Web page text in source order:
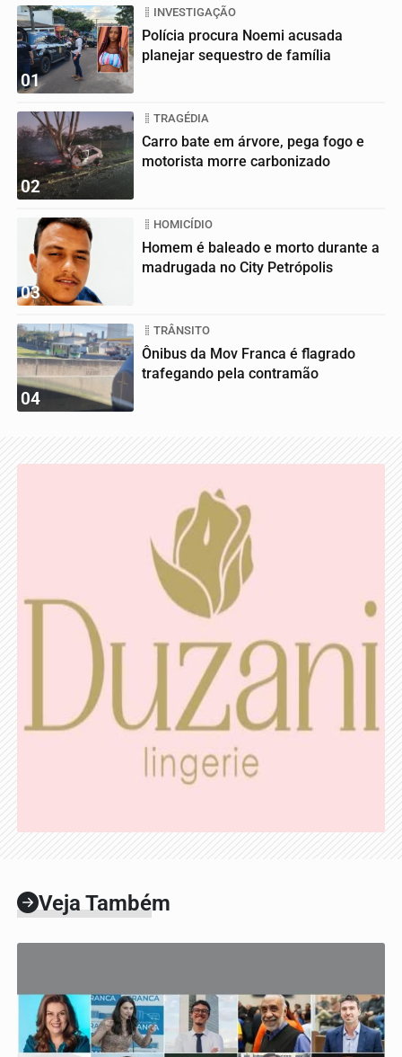
01
INVESTIGAÇÃO
Polícia procura Noemi acusada
planejar sequestro de família
02
TRAGÉDIA
Carro bate em árvore, pega fogo e
motorista morre carbonizado
03
HOMICÍDIO
Homem é baleado e morto durante a
madrugada no City Petrópolis
04
TRÂNSITO
Ônibus da Mov Franca é flagrado
trafegando pela contramão
Veja Também